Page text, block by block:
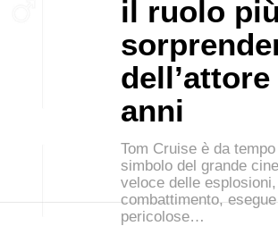
il ruolo più
anni
Tom Cruise è da
simbolo del grande
veloce delle
combattimento,
pericolose…